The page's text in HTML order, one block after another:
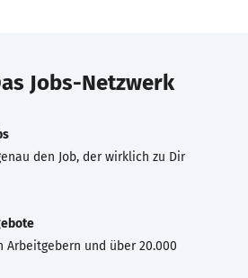
Jobs-Netzwerk
den Job, der wirklich zu Dir
Arbeitgebern und über 20.000